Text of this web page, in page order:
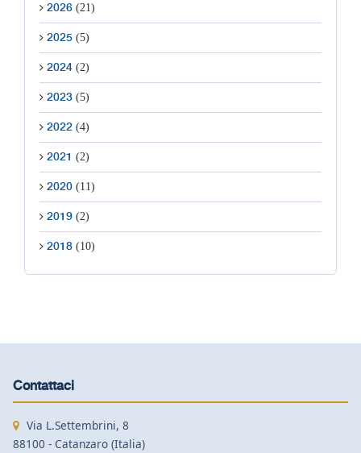
2026 (21)
2025 (5)
2024 (2)
2023 (5)
2022 (4)
2021 (2)
2020 (11)
2019 (2)
2018 (10)
Contattaci
Via L.Settembrini, 8
88100 - Catanzaro (Italia)